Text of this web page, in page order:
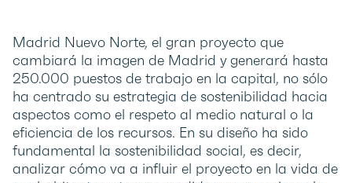
Madrid Nuevo Norte, el gran proyecto que
cambiará la imagen de Madrid y generará hasta
250.000 puestos de trabajo en la capital, no sólo
ha centrado su estrategia de sostenibilidad hacia
aspectos como el respeto al medio natural o la
eficiencia de los recursos. En su diseño ha sido
fundamental la sostenibilidad social, es decir,
analizar cómo va a influir el proyecto en la vida de